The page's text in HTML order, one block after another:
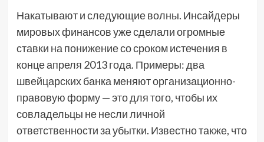
Накатывают и следующие волны. Инсайдеры
мировых финансов уже сделали огромные
ставки на понижение со сроком истечения в
конце апреля 2013 года. Примеры: два
швейцарских банка меняют организационно-
правовую форму — это для того, чтобы их
совладельцы не несли личной
ответственности за убытки. Известно также, что